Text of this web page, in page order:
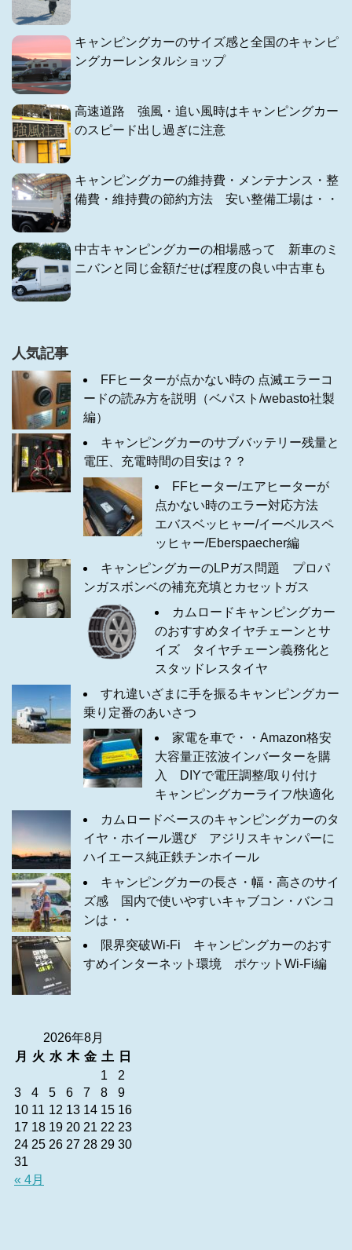
キャンピングカーのサイズ感と全国のキャンピ
ングカーレンタルショップ
高速道路 強風・追い風時はキャンピングカー
のスピード出し過ぎに注意
キャンピングカーの維持費・メンテナンス・整
備費・維持費の節約方法 安い整備工場は・・
中古キャンピングカーの相場感って 新車のミ
ニバンと同じ金額だせば程度の良い中古車も
人気記事
FFヒーターが点かない時の 点滅エラーコ
ードの読み方を説明（ベパスト/webasto社製
編）
キャンピングカーのサブバッテリー残量と
電圧、充電時間の目安は？？
FFヒーター/エアヒーターが
点かない時のエラー対応方法
エバスベッヒャー/イーベルスペ
ッヒャー/Eberspaecher編
キャンピングカーのLPガス問題 プロパ
ンガスボンベの補充充填とカセットガス
カムロードキャンピングカー
のおすすめタイヤチェーンとサ
イズ タイヤチェーン義務化と
スタッドレスタイヤ
すれ違いざまに手を振るキャンピングカー
乗り定番のあいさつ
家電を車で・・Amazon格安
大容量正弦波インバーターを購
入 DIYで電圧調整/取り付け
キャンピングカーライフ/快適化
カムロードベースのキャンピングカーのタ
イヤ・ホイール選び アジリスキャンパーに
ハイエース純正鉄チンホイール
キャンピングカーの長さ・幅・高さのサイ
ズ感 国内で使いやすいキャブコン・バンコ
ンは・・
限界突破Wi-Fi キャンピングカーのおす
すめインターネット環境 ポケットWi-Fi編
2026年8月
月
火 水 木 金 土 日
« 4月
1
2
3
4 5 6 7 8
9
10 11 12 13 14 15 16
17 18 19 20 21 22 23
24 25 26 27 28 29 30
31